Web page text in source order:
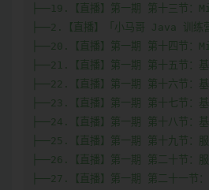
├──19.【直播】第一期 第十三节
├──2.【直播】「小马哥 Java 训
├──20.【直播】第一期 第十四节
├──21.【直播】第一期 第十五节
├──22.【直播】第一期 第十六节
├──23.【直播】第一期 第十七节
├──24.【直播】第一期 第十八节
├──25.【直播】第一期 第十九节：
├──26.【直播】第一期 第二十节：
├──27.【直播】第一期 第二十一